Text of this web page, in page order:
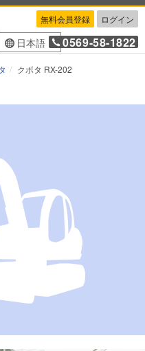
無料会員登録 ログイン
日本語 0569-58-1822
クボタ RX-202